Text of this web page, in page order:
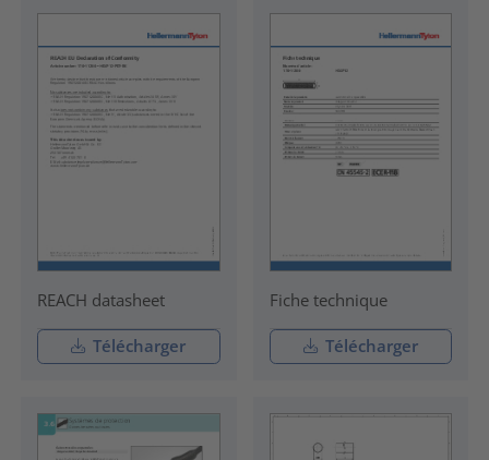
REACH datasheet
Télécharger
Fiche technique
Télécharger